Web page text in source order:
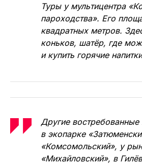
Туры у мультицентра
пароходства». Его
квадратных метров.
коньков, шатёр, где
и купить горячие
Другие
в экопарке
«Комсомольский», у
«Михайловский», в